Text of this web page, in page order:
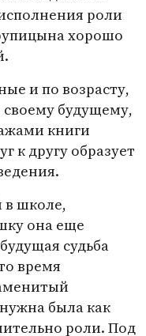
роли
хорошо
и по возрасту,
будущему,
книги
к другу образует
в школе,
она еще
судьба
время
была как
роли. Под